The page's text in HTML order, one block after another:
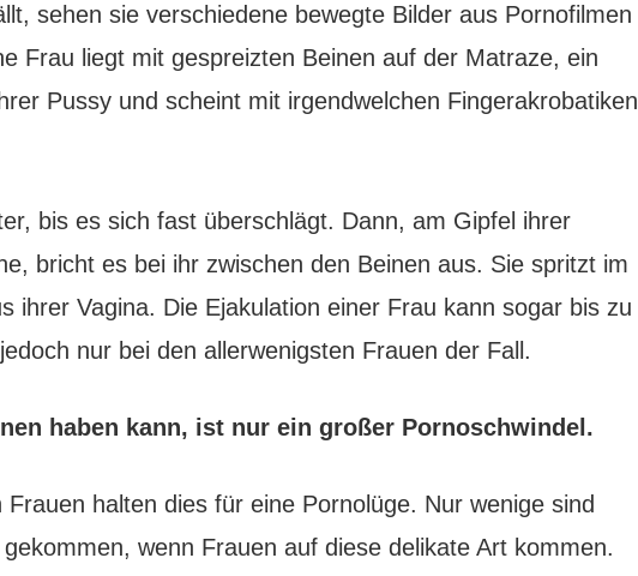
sehen sie verschiedene bewegte Bilder aus Pornofilmen
Frau liegt mit gespreizten Beinen auf der Matraze, ein
Pussy und scheint mit irgendwelchen Fingerakrobatiken
bis es sich fast überschlägt. Dann, am Gipfel ihrer
bricht es bei ihr zwischen den Beinen aus. Sie spritzt im
ihrer Vagina. Die Ejakulation einer Frau kann sogar bis zu
nur bei den allerwenigsten Frauen der Fall.
haben kann, ist nur ein großer Pornoschwindel.
halten dies für eine Pornolüge. Nur wenige sind
wenn Frauen auf diese delikate Art kommen.